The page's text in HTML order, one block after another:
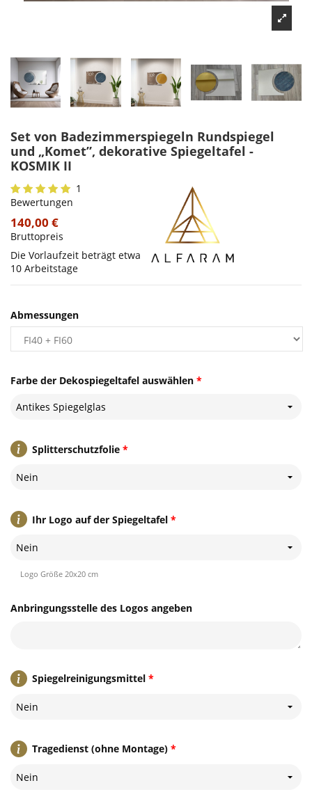
Set von Badezimmerspiegeln Rundspiegel
und „Komet”, dekorative Spiegeltafel -
KOSMIK II
1
Bewertungen
140,00 €
Bruttopreis
Die Vorlaufzeit beträgt etwa
10 Arbeitstage
*
Farbe der Dekospiegeltafel auswählen
Antikes Spiegelglas
*
Splitterschutzfolie
Nein
*
Ihr Logo auf der Spiegeltafel
Nein
Logo Größe 20x20 cm
Anbringungsstelle des Logos angeben
*
Spiegelreinigungsmittel
Nein
*
Tragedienst (ohne Montage)
Nein
Abmessungen